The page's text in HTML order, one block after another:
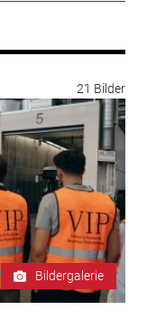
21 Bilder
Bildergalerie